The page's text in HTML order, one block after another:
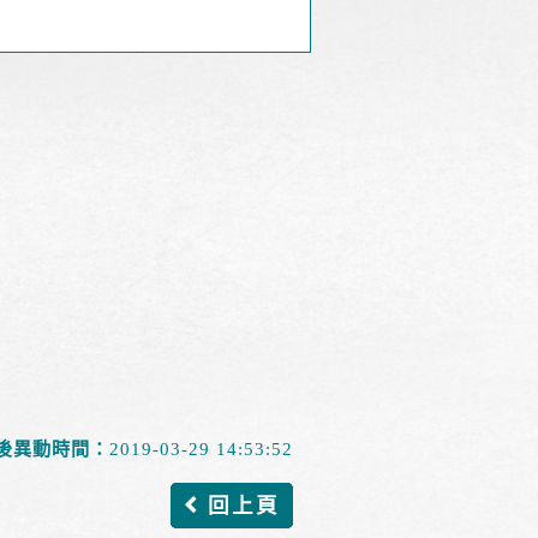
異動時間： 2019-03-29 14:53:52
回上頁